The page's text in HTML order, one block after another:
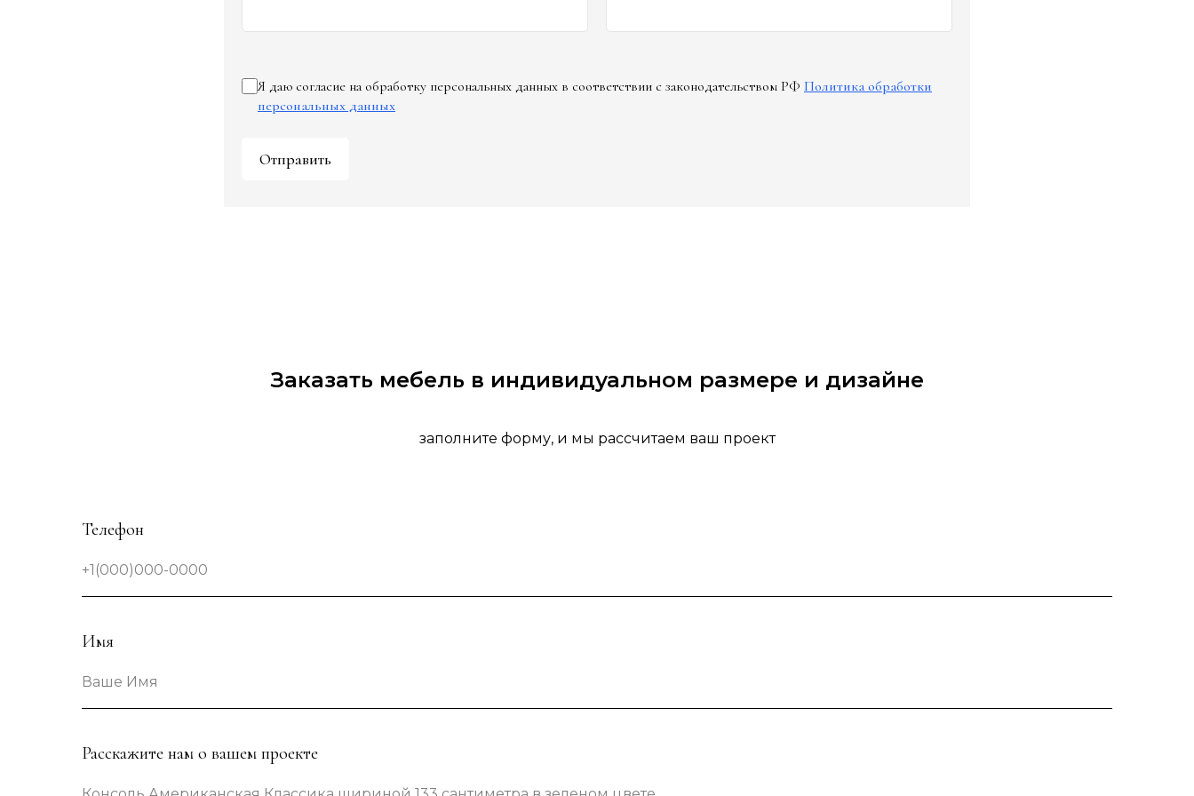
Я даю согласие на обработку персональных данных в соответствии с законодательством РФ Политика обработки
персональных данных
Отправить
Заказать мебель в индивидуальном размере и дизайне
заполните форму, и мы рассчитаем ваш проект
Телефон
+1(000)000-0000
Имя
Ваше Имя
Расскажите нам о вашем проекте